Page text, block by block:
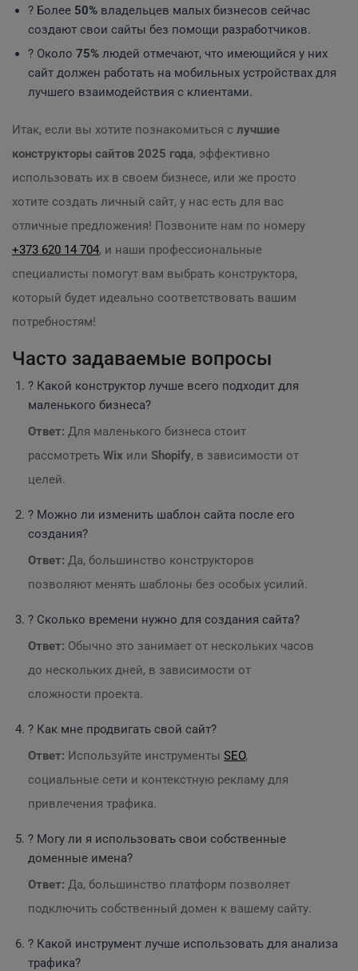
? Более 50% владельцев малых бизнесов сейчас
создают свои сайты без помощи разработчиков.
? Около 75% людей отмечают, что имеющийся у них
сайт должен работать на мобильных устройствах для
лучшего взаимодействия с клиентами.
Итак, если вы хотите познакомиться с лучшие
конструкторы сайтов 2025 года, эффективно
использовать их в своем бизнесе, или же просто
хотите создать личный сайт, у нас есть для вас
отличные предложения! Позвоните нам по номеру
+373 620 14 704, и наши профессиональные
специалисты помогут вам выбрать конструктора,
который будет идеально соответствовать вашим
потребностям!
Часто задаваемые вопросы
? Какой конструктор лучше всего подходит для
маленького бизнеса?
Ответ: Для маленького бизнеса стоит
рассмотреть Wix или Shopify, в зависимости от
целей.
? Можно ли изменить шаблон сайта после его
создания?
Ответ: Да, большинство конструкторов
позволяют менять шаблоны без особых усилий.
? Сколько времени нужно для создания сайта?
Ответ: Обычно это занимает от нескольких часов
до нескольких дней, в зависимости от
сложности проекта.
? Как мне продвигать свой сайт?
Ответ: Используйте инструменты SEO,
социальные сети и контекстную рекламу для
привлечения трафика.
? Могу ли я использовать свои собственные
доменные имена?
Ответ: Да, большинство платформ позволяет
подключить собственный домен к вашему сайту.
? Какой инструмент лучше использовать для анализа
трафика?